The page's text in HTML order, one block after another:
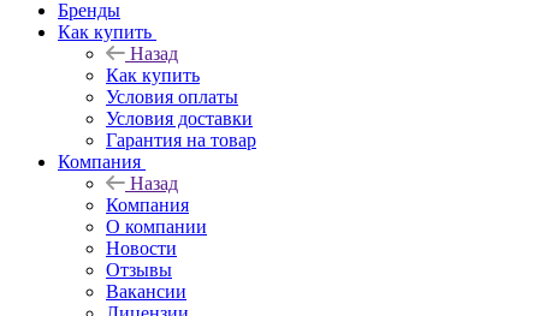
Бренды
Как купить
Назад
Как купить
Условия оплаты
Условия доставки
Гарантия на товар
Компания
Назад
Компания
О компании
Новости
Отзывы
Вакансии